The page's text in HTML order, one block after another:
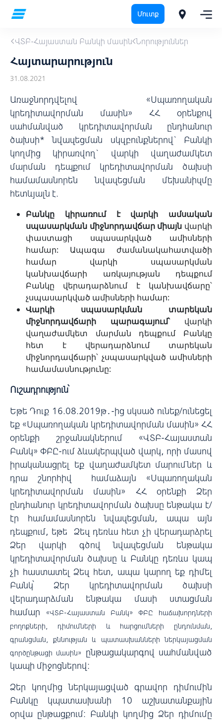
Մուտք
ՎՏԲ-Հայաստան Բանկի մասին Նորություններ
Հայտարարություն
31.08.2021
Առաջնորդվելով «Սպառողական
կրեդիտավորման մասին» ՀՀ օրենքով
սահմանված կրեդիտավորման ընդհանուր
ծախսի* նվազեցման սկզբունքներով` Բանկի
կողմից կիրառվող` վարկի վաղաժամկետ
մարման դեպքում կրեդիտավորման ծախսի
համամասնորեն նվազեցման մեխանիզմը
հետևյալն է.
Բանկը կիրառում է վարկի ամսական
սպասարկման միջնորդավճար միայն վարկի
փաստացի սպասարկված ամիսների
համար: Ապագա ժամանակահատվածի
համար վարկի սպասարկման
կանխավճարի առկայության դեպքում
Բանկը վերադարձնում է կանխավճարը՝
չսպասարկված ամիսների համար:
Վարկի սպասարկման տարեկան
միջնորդավճարի պարագայում՝ վարկի
վաղաժամկետ մարման դեպքում Բանկը
հետ է վերադարձնում տարեկան
միջնորդավճարի՝ չսպասարկված ամիսների
համամասնությունը:
Ուշադրություն՝
Եթե Դուք 16.08.2019թ․-ից սկսած ունեք/ունեցել
եք «Սպառողական կրեդիտավորման մասին» ՀՀ
օրենքի շրջանակներում «ՎՏԲ-Հայաստան
Բանկ» ՓԲԸ-ում ձևակերպված վարկ, որի մասով
իրականացրել եք վաղաժամկետ մարումներ և
դրա շնորհիվ համաձայն «Սպառողական
կրեդիտավորման մասին» ՀՀ օրենքի Ձեր
ընդհանուր կրեդիտավորման ծախսը ենթակա է/
էր համամասնորեն նվազեցման, ապա այն
դեպքում, եթե Ձեզ դեռևս հետ չի վերադարձրել
Ձեր վարկի գծով նվազեցման ենթակա
կրեդիտավորման ծախսը և Բանկը դեռևս կապ
չի հաստատել Ձեզ հետ, ապա կարող եք դիմել
Բանկ՝ Ձեր կրեդիտավորման ծախսի
վերադարձման ենթակա մասի ստացման
համար
«ՎՏԲ-Հայաստան Բանկ» ՓԲԸ հաճախորդների
բողոքների, դիմումների և հարցումների ընդունման,
գրանցման, քննության և պատասխանների ներկայացման
գործընթացի մասին» ընթացակարգով սահմանված
կապի միջոցներով:
Ձեր կողմից ներկայացված գրավոր դիմումին
Բանկը կպատասխանի 10 աշխատանքային
օրվա ընթացքում: Բանկի կողմից Ձեր դիմումը